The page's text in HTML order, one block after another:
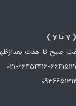
( 7 تا 7 )
صبح تا هفت